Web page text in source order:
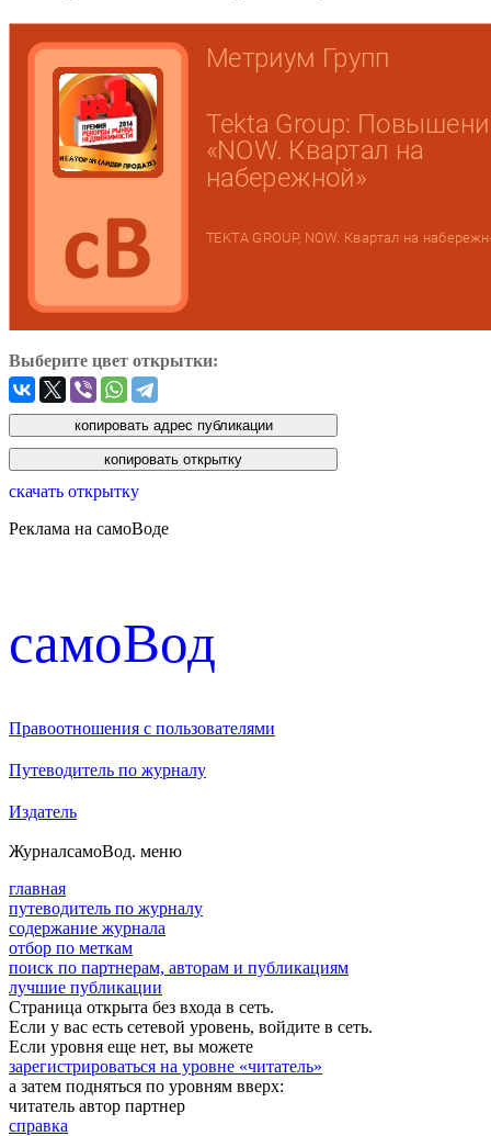
Выберите цвет открытки:
скачать открытку
Реклама на самоВоде
cамоВод
Правоотношения с пользователями
Путеводитель по журналу
Издатель
ЖурналсамоВод. меню
главная
путеводитель по журналу
содержание журнала
отбор по меткам
поиск по партнерам, авторам и публикациям
лучшие публикации
Страница открыта без входа в сеть.
Если у вас есть сетевой уровень, войдите в сеть.
Если уровня еще нет, вы можете
зарегистрироваться на уровне «читатель»
а затем подняться по уровням вверх:
читатель автор партнер
справка